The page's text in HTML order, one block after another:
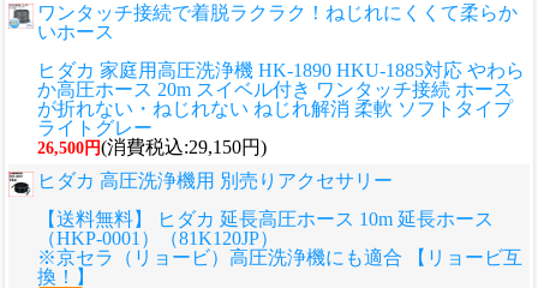
ワンタッチ接続で着脱ラクラク！ねじれにくくて柔らか
いホース
ヒダカ 家庭用高圧洗浄機 HK-1890 HKU-1885対応 やわら
か高圧ホース 20m スイベル付き ワンタッチ接続 ホース
が折れない・ねじれない ねじれ解消 柔軟 ソフトタイプ
ライトグレー
26,500円(消費税込:29,150円)
ヒダカ 高圧洗浄機用 別売りアクセサリー
【送料無料】 ヒダカ 延長高圧ホース 10m 延長ホース
（HKP-0001）（81K120JP）
※京セラ（リョービ）高圧洗浄機にも適合 【リョービ互
換！】